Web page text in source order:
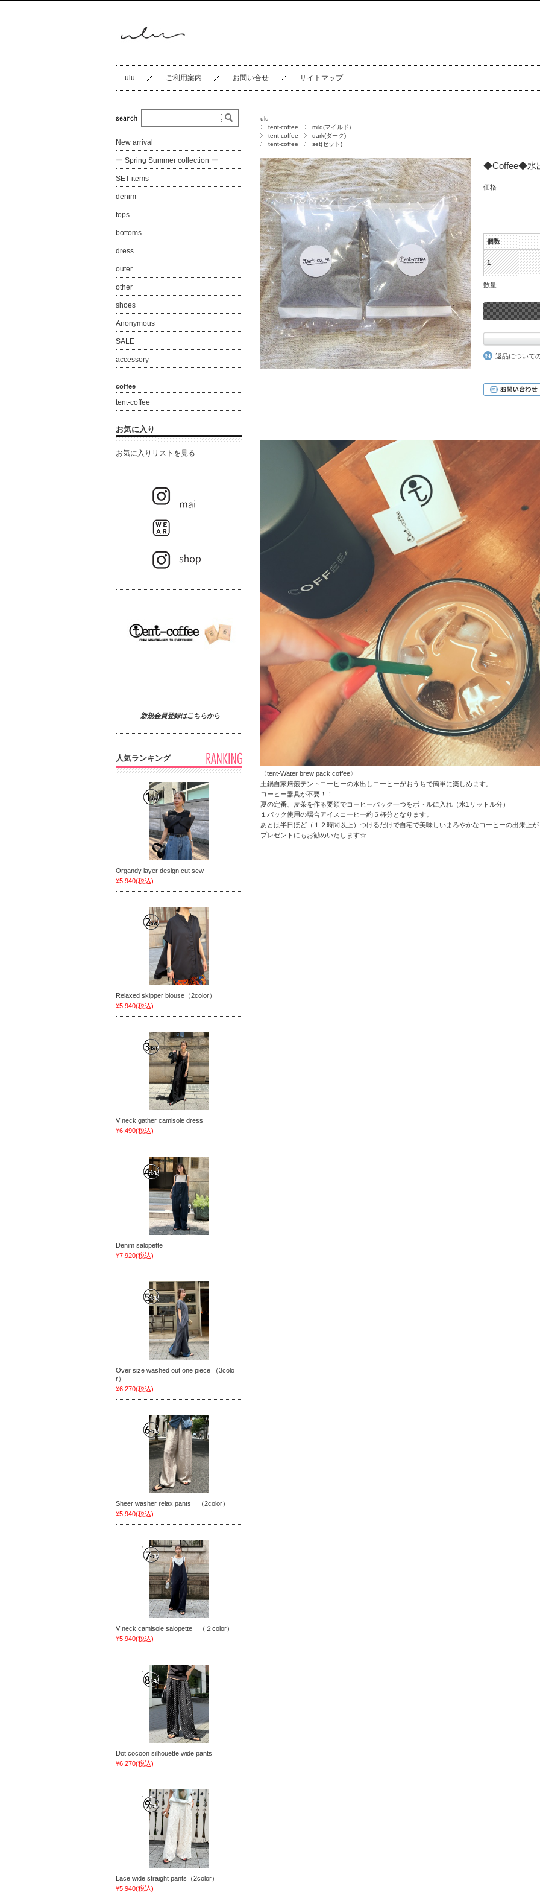
ulu ご利用案内 お問い合せ サイトマップ
ulu
tent-coffee
mild(マイルド)
tent-coffee
dark(ダーク)
tent-coffee
set(セット)
◆Coffee◆水
価格:
個数
1
数量:
返品について
〈tent-Water brew pack coffee〉
土鍋自家焙煎テントコーヒーの水出しコーヒーがおうちで簡単に楽しめます。
コーヒー器具が不要！！
夏の定番、麦茶を作る要領でコーヒーパック一つをボトルに入れ（水1リットル分）
１パック使用の場合アイスコーヒー約５杯分となります。
あとは半日ほど（１２時間以上）つけるだけで自宅で美味しいまろやかなコーヒーの出来上が
プレゼントにもお勧めいたします☆
New arrival
ー Spring Summer collection ー
SET items
denim
tops
bottoms
dress
outer
other
shoes
Anonymous
SALE
accessory
coffee
tent-coffee
お気に入り
お気に入りリストを見る
新規会員登録はこちらから
人気ランキング
Organdy layer design cut sew
¥5,940(税込)
Relaxed skipper blouse（2color）
¥5,940(税込)
V neck gather camisole dress
¥6,490(税込)
Denim salopette
¥7,920(税込)
Over size washed out one piece （3colo
r）
¥6,270(税込)
Sheer washer relax pants （2color）
¥5,940(税込)
V neck camisole salopette （２color）
¥5,940(税込)
Dot cocoon silhouette wide pants
¥6,270(税込)
Lace wide straight pants（2color）
¥5,940(税込)